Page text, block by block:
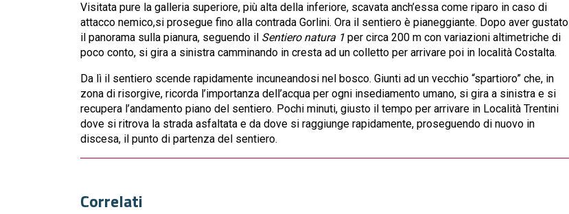
Visitata pure la galleria superiore, più alta della inferiore, scavata anch’essa come riparo in caso di
attacco nemico,si prosegue fino alla contrada Gorlini. Ora il sentiero è pianeggiante. Dopo aver gustato
il panorama sulla pianura, seguendo il Sentiero natura 1 per circa 200 m con variazioni altimetriche di
poco conto, si gira a sinistra camminando in cresta ad un colletto per arrivare poi in località Costalta.
Da lì il sentiero scende rapidamente incuneandosi nel bosco. Giunti ad un vecchio “spartioro” che, in
zona di risorgive, ricorda l’importanza dell’acqua per ogni insediamento umano, si gira a sinistra e si
recupera l’andamento piano del sentiero. Pochi minuti, giusto il tempo per arrivare in Località Trentini
dove si ritrova la strada asfaltata e da dove si raggiunge rapidamente, proseguendo di nuovo in
discesa, il punto di partenza del sentiero.
Correlati